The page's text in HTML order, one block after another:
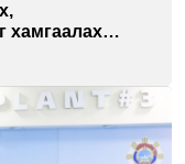
хамгаалах
нэгдэл” ХХК-